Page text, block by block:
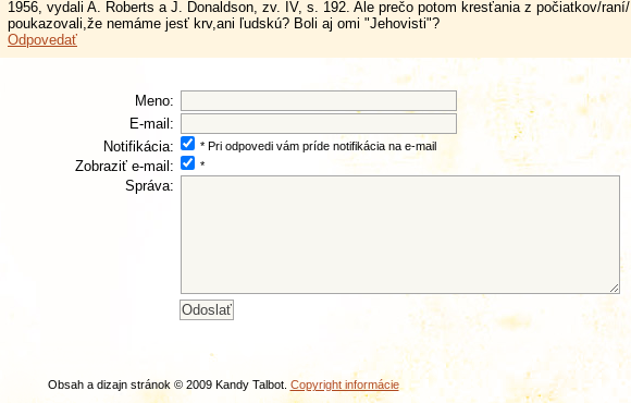
1956, vydali A. Roberts a J. Donaldson, zv. IV, s. 192. Ale prečo potom kresťania z počiatkov/raní/
poukazovali,že nemáme jesť krv,ani ľudskú? Boli aj omi "Jehovisti"?
Odpovedať
Meno:
E-mail:
Notifikácia:
* Pri odpovedi vám príde notifikácia na e-mail
Zobraziť e-mail: *
Správa:
Obsah a dizajn stránok © 2009 Kandy Talbot. Copyright informácie